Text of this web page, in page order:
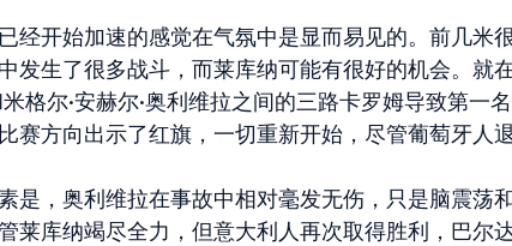
经开始加速的感觉在气氛中是显而易见的。前几米
发生了很多战斗，而莱库纳可能有很好的机会。就
格尔·安赫尔·奥利维拉之间的三路卡罗姆导致第一
赛方向出示了红旗，一切重新开始，尽管葡萄牙人退
是，奥利维拉在事故中相对毫发无伤，只是脑震荡
莱库纳竭尽全力，但意大利人再次取得胜利，巴尔